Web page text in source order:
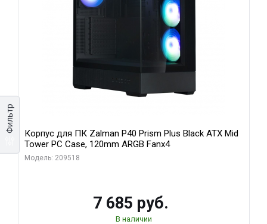
Фильтр
Корпус для ПК Zalman P40 Prism Plus Black ATX Mid
Tower PC Case, 120mm ARGB Fanx4
Модель: 209518
7 685 руб.
В наличии